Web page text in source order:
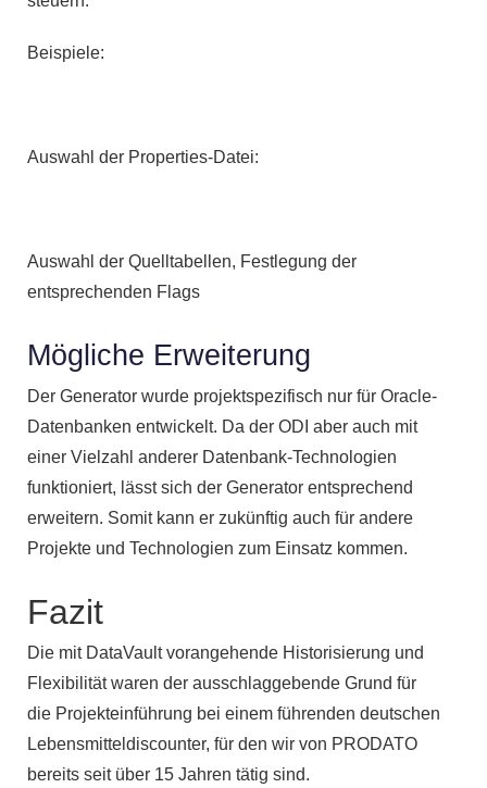
Beispiele:
Auswahl der Properties-Datei:
Auswahl der Quelltabellen, Festlegung der
entsprechenden Flags
Mögliche Erweiterung
Der Generator wurde projektspezifisch nur für Oracle-
Datenbanken entwickelt. Da der ODI aber auch mit
einer Vielzahl anderer Datenbank-Technologien
funktioniert, lässt sich der Generator entsprechend
erweitern. Somit kann er zukünftig auch für andere
Projekte und Technologien zum Einsatz kommen.
Fazit
Die mit DataVault vorangehende Historisierung und
Flexibilität waren der ausschlaggebende Grund für
die Projekteinführung bei einem führenden deutschen
Lebensmitteldiscounter, für den wir von PRODATO
bereits seit über 15 Jahren tätig sind.